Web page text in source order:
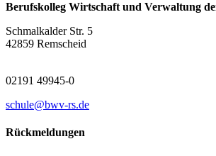
Berufskolleg Wirtschaft und Verwaltung
Schmalkalder Str. 5
42859 Remscheid
02191 49945-0
schule@bwv-rs.de
Rückmeldungen